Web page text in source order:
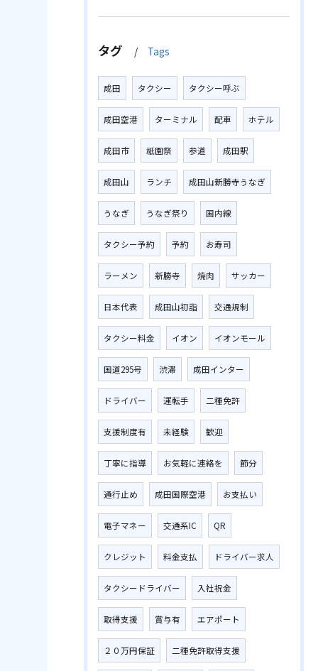
タグ Tags
成田 タクシー タクシー呼ぶ
成田空港 ターミナル 配車 ホテル
成田市 祇園祭 参道 成田駅
成田山 ランチ 成田山新勝寺うなぎ
うなぎ うなぎ祭り 国内線
タクシー予約 予約 お寿司
ラーメン 新勝寺 焼肉 サッカー
日本代表 成田山初詣 交通規制
タクシー料金 イオン イオンモール
国道295号 渋滞 成田インター
ドライバー 運転手 二種免許
支援制度有 未経験 歓迎
丁寧に指導 お気軽に連絡を 節分
通行止め 成田国際空港 お支払い
電子マネー 交通系IC QR
クレジット 料金支払 ドライバー求人
タクシードライバー 入社祝金
取得支援 賞与有 エアポート
２０万円保証 二種免許取得支援